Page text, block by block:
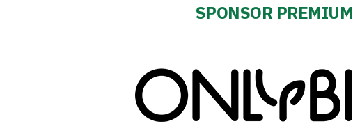
SPONSOR PREMIUM